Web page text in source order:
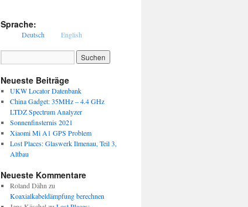
Sprache:
Deutsch English
Neueste Beiträge
UKW Locator Datenbank
China Gadget: 35MHz – 4.4 GHz
LTDZ Spectrum Analyzer
Sonnenfinsternis 2021
Xiaomi Mi A1 GPS Problem
Lost Places: Glaswerk Ilmenau, Teil 3,
Altbau
Neueste Kommentare
Roland Dähn zu
Koaxialkabeldämpfung berechnen